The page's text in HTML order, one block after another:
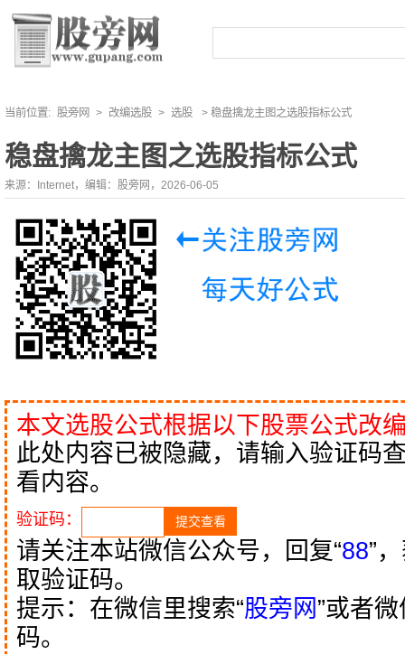
当前位置: 股旁网 > 改编选股 > 选股 > 稳盘擒龙主图之选股指标公式
稳盘擒龙主图之选股指标公式
来源：Internet，编辑：股旁网，2026-06-05
本文选股公式根据以下股票公式改
此处内容已被隐藏，请输入验证码
看内容。
验证码：
请关注本站微信公众号，回复“88”
取验证码。
提示：在微信里搜索“股旁网 ”或者
码。